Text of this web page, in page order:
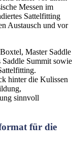
Messen im
Sattelfitting
Austausch und vor
Master Saddle
Summit sowie
hinter die Kulissen
sinnvoll
für die